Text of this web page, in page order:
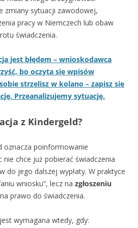
zmiany sytuacji zawodowej,
pracy w Niemczech lub obaw
świadczenia.
jest błędem – wnioskodawca
bo oczyta się wpisów
strzelisz w kolano – zapisz się
Przeanalizujemy sytuację.
z Kindergeld?
oznacza poinformowanie
nie chce już pobierać świadczenia
do jego dalszej wypłaty. W praktyce
wniosku”, lecz na zgłoszeniu
prawo do świadczenia.
wymagana wtedy, gdy: